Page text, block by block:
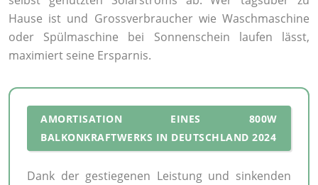
Hause ist und Grossverbraucher wie Waschmaschine
oder Spülmaschine bei Sonnenschein laufen lässt,
maximiert seine Ersparnis.
AMORTISATION EINES 800W
BALKONKRAFTWERKS IN DEUTSCHLAND 2024
Dank der gestiegenen Leistung und sinkenden